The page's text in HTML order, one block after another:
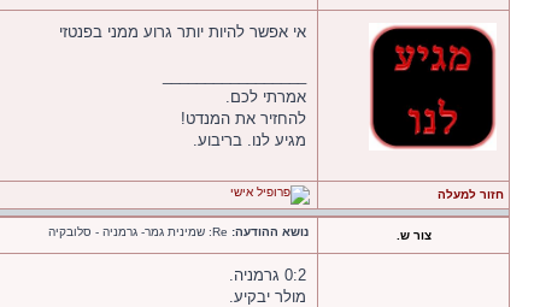
אי אפשר להיות יותר גרוע ממני בפנטזי
אמרתי לכם.
להחזיר את המנדט!
מגיע לנו. בריבוע.
חזור למעלה
צור ש. נושא ההודעה:
0:2 גרמניה.
מולר יבקיע.